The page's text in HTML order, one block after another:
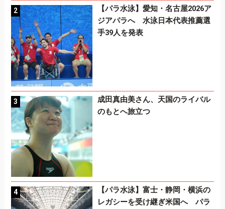
【パラ水泳】愛知・名古屋2026ア
ジアパラへ 水泳日本代表推薦選
手39人を発表
成田真由美さん、天国のライバル
のもとへ旅立つ
【パラ水泳】富士・静岡・横浜の
レガシーを受け継ぎ米国へ パラ